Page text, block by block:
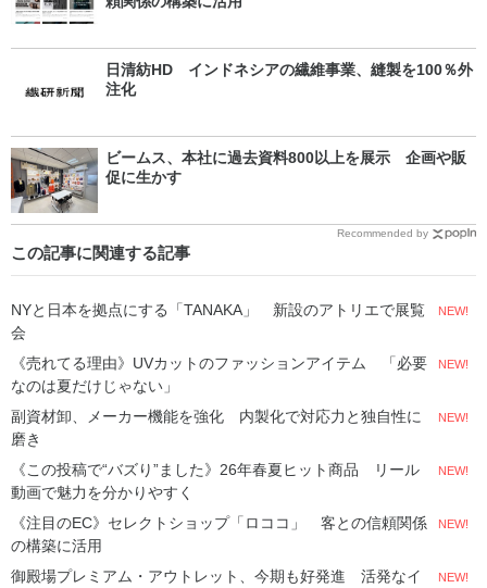
日清紡HD インドネシアの繊維事業、縫製を100％外
注化
ビームス、本社に過去資料800以上を展示 企画や販
促に生かす
Recommended by
この記事に関連する記事
NYと日本を拠点にする「TANAKA」 新設のアトリエで展覧
会
NEW!
《売れてる理由》UVカットのファッションアイテム 「必要
なのは夏だけじゃない」
NEW!
副資材卸、メーカー機能を強化 内製化で対応力と独自性に
磨き
NEW!
《この投稿で“バズり”ました》26年春夏ヒット商品 リール
動画で魅力を分かりやすく
NEW!
《注目のEC》セレクトショップ「ロココ」 客との信頼関係
の構築に活用
NEW!
御殿場プレミアム・アウトレット、今期も好発進 活発なイ
NEW!